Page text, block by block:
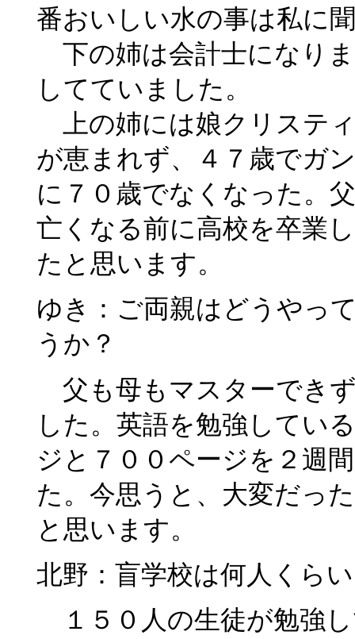
番おいしい水の事は私に
下の姉は会計士になり
してていました。
上の姉には娘クリステ
が恵まれず、４７歳でガ
に７０歳でなくなった。
亡くなる前に高校を卒業
たと思います。
ゆき：ご両親はどうやっ
うか？
父も母もマスターでき
した。英語を勉強してい
ジと７００ページを２週
た。今思うと、大変だっ
と思います。
北野：盲学校は何人くら
１５０人の生徒が勉強